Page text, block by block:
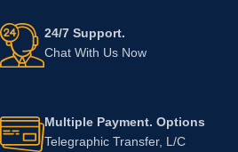
24/7 Support.
Chat With Us Now
Multiple Payment. Options
Telegraphic Transfer, L/C